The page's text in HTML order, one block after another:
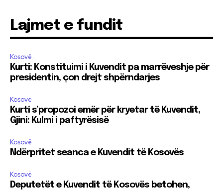
Lajmet e fundit
Kosovë
Kurti: Konstituimi i Kuvendit pa marrëveshje për
presidentin, çon drejt shpërndarjes
Kosovë
Kurti s’propozoi emër për kryetar të Kuvendit,
Gjini: Kulmi i paftyrësisë
Kosovë
Ndërpritet seanca e Kuvendit të Kosovës
Kosovë
Deputetët e Kuvendit të Kosovës betohen,